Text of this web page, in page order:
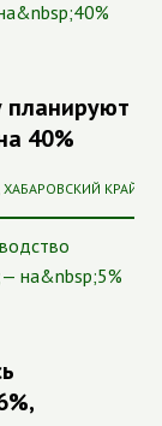
планируют
40%
ХАБАРОВСКИЙ КРАЙ